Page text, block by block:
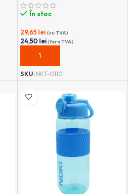
În stoc
29,65 lei (cu TVA)
24,50 lei(fara TVA)
ADAUGĂ ÎN COȘ
SKU:NKT-0110